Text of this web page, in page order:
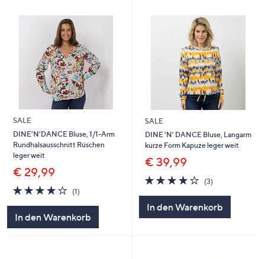
rechts,
diese
anzuzeigen.
SALE
DINE'N'DANCE Bluse, 1/1-Arm
Rundhalsausschnitt Rüschen
leger weit
€ 29,99
4.0
von
(1)1
In den Warenkorb
SALE
DINE 'N' DANCE Bluse, Langarm
kurze Form Kapuze leger weit
€ 39,99
3.7
von
(3)3
In den Warenkorb